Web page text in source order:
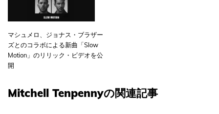
マシュメロ、ジョナス・ブラザー
ズとのコラボによる新曲「Slow
Motion」のリリック・ビデオを公
開
Mitchell Tenpennyの関連記事